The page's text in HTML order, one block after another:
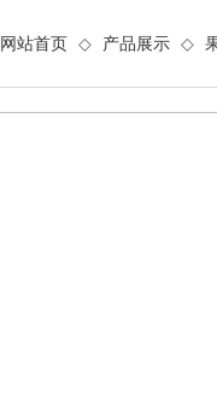
网站首页 ◇ 产品展示 ◇